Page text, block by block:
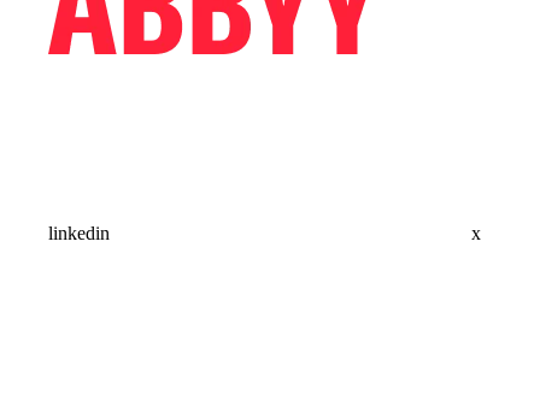
linkedin x